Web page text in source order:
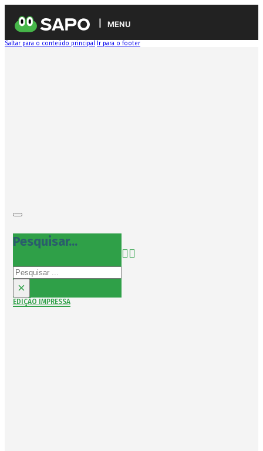
MENU
Saltar para o conteúdo principal Ir para o footer
Pesquisar...
Pesquisar
×
EDIÇÃO IMPRESSA